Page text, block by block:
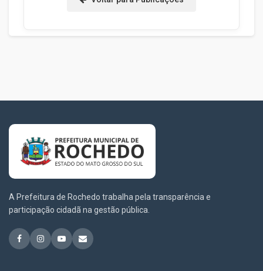
A Prefeitura de Rochedo trabalha pela transparência e
participação cidadã na gestão pública.